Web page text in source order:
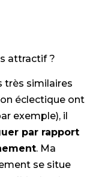
attractif ?
très similaires
éclectique ont
exemple), il
par rapport
. Ma
se situe